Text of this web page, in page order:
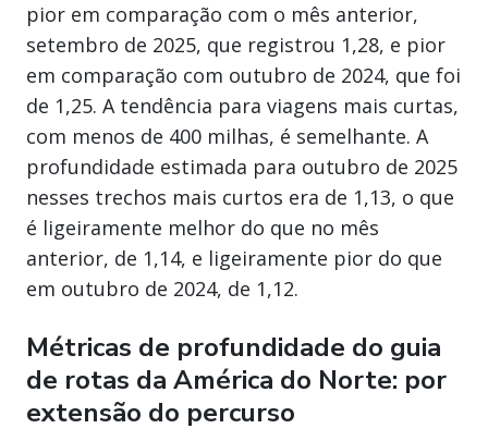
pior em comparação com o mês anterior,
setembro de 2025, que registrou 1,28, e pior
em comparação com outubro de 2024, que foi
de 1,25. A tendência para viagens mais curtas,
com menos de 400 milhas, é semelhante. A
profundidade estimada para outubro de 2025
nesses trechos mais curtos era de 1,13, o que
é ligeiramente melhor do que no mês
anterior, de 1,14, e ligeiramente pior do que
em outubro de 2024, de 1,12.
Métricas de profundidade do guia
de rotas da América do Norte: por
extensão do percurso